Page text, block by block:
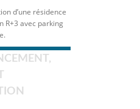
d’une résidence
R+3 avec parking